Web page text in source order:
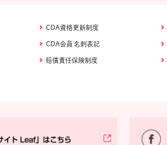
CDA資格更新制度
CDA会員 名刺表記
賠償責任保険制度